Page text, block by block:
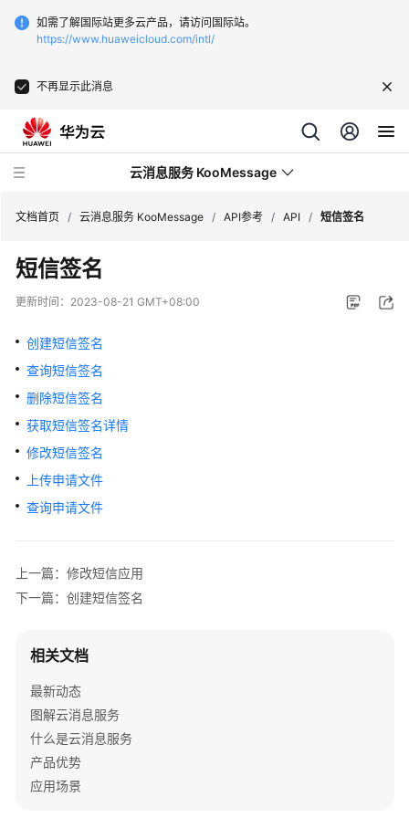
如需了解国际站更多云产品，请访问国际站。
https://www.huaweicloud.com/intl/
不再显示此消息
云消息服务 KooMessage
最
新
态
产
品
介
绍
计
费
说
快
速
用
指
南
最
文档首页 / 云消息服务 KooMessage / API参考 / API / 短信签名
短信签名
更新时间： 2023-08-21 GMT+08:00
创建短信签名
查询短信签名
删除短信签名
获取短信签名详情
修改短信签名
上传申请文件
查询申请文件
上一篇：修改短信应用
下一篇：创建短信签名
相关文档
最新动态
图解云消息服务
什么是云消息服务
产品优势
应用场景